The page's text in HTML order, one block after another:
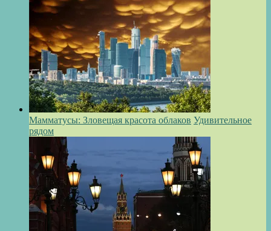
Мамматусы: Зловещая красота облаков Удивительное
рядом